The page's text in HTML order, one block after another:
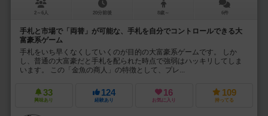
2～6人 20分前後 8歳～ 6件
手札と市場で「両替」が可能な、手札を自分でコントロールできる大
富豪系ゲーム
手札をいち早くなくしていくのが目的の大富豪系ゲームです。 しか
し、普通の大富豪だと手札を配られた時点で強弱はハッキリしてしま
います。 この「金魚の商人」の特徴として、プレ...
33
興味あり
124
経験あり
16
お気に入り
109
持ってる